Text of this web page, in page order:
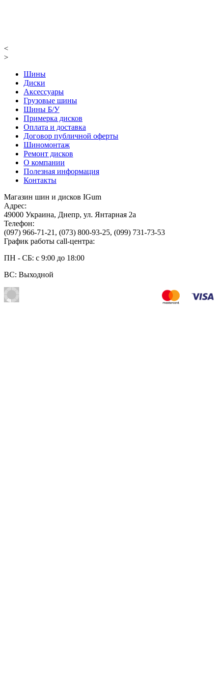
<
>
Шины
Диски
Аксессуары
Грузовые шины
Шины Б/У
Примерка дисков
Оплата и доставка
Договор публичной оферты
Шиномонтаж
Ремонт дисков
О компании
Полезная информация
Контакты
Магазин шин и дисков IGum
Адрес:
49000 Украина, Днепр, ул. Янтарная 2а
Телефон:
(097) 966-71-21 , (073) 800-93-25, (099) 731-73-53
График работы call-центра:
ПН - СБ: с 9:00 до 18:00
ВС: Выходной